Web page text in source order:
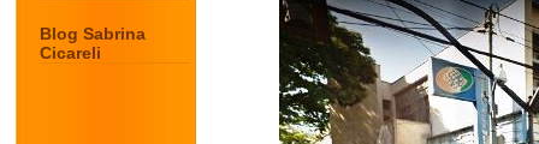
Blog Sabrina
Cicareli